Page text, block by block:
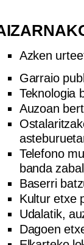
Azken
Garraio
Teknologia
Auzoan
Telefono
banda
Baserri
Kultur etxe
Udalatik,
Dagoen